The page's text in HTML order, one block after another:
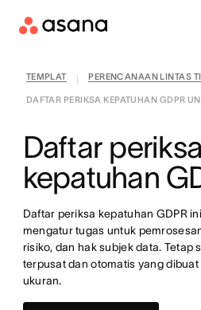
TEMPLAT PERENCANAAN LINTAS
DAFTAR PERIKSA KEPATUHAN GDPR
Daftar periksa
kepatuhan
Daftar periksa kepatuhan GDPR
mengatur tugas untuk
risiko, dan hak subjek data. Tetap
terpusat dan otomatis yang
ukuran.